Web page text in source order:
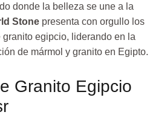
donde la belleza se une a la
Stone presenta con orgullo los
granito egipcio, liderando en la
de mármol y granito en Egipto.
Granito Egipcio